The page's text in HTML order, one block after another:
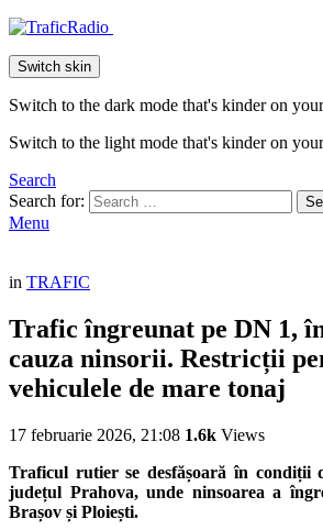
Switch skin
Switch to the dark mode that's kinder on
Switch to the light mode that's kinder on
Search
Search for:
Menu
in TRAFIC
Trafic îngreunat pe DN 1,
cauza ninsorii. Restricții
vehiculele de mare tonaj
17 februarie 2026, 21:08 1.6k Views
Traficul rutier se desfășoară în condiții
județul Prahova, unde ninsoarea a
Brașov și Ploiești.